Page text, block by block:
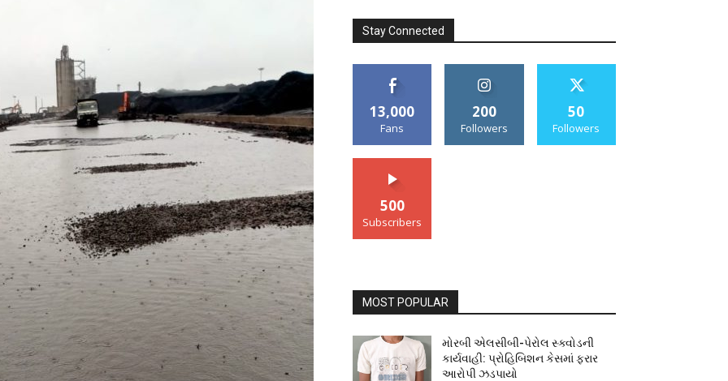
Stay Connected
13,000
Fans
200
Followers
50
Followers
500
Subscribers
MOST POPULAR
મોરબી એલસીબી-પેરોલ સ્ક્વોડની
કાર્યવાહી: પ્રોહિબિશન કેસમાં ફરાર
આરોપી ઝડપાયો